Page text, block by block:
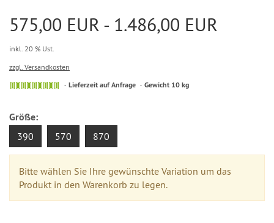
575,00 EUR - 1.486,00 EUR
inkl. 20 % Ust.
zzgl. Versandkosten
Lieferzeit auf Anfrage Gewicht 10 kg
Größe:
390 570 870
Bitte wählen Sie Ihre gewünschte Variation um das
Produkt in den Warenkorb zu legen.